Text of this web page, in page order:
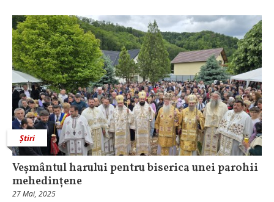
Știri
Veșmântul harului pentru biserica unei parohii
mehedințene
27 Mai, 2025